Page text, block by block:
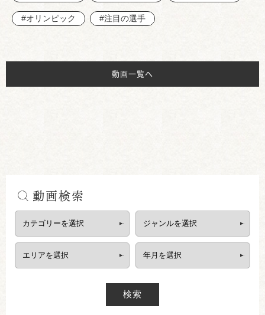
#オリンピック #注目の選手
動画一覧へ
動画検索
検索